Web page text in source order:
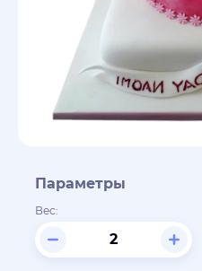
Параметры
Вес: